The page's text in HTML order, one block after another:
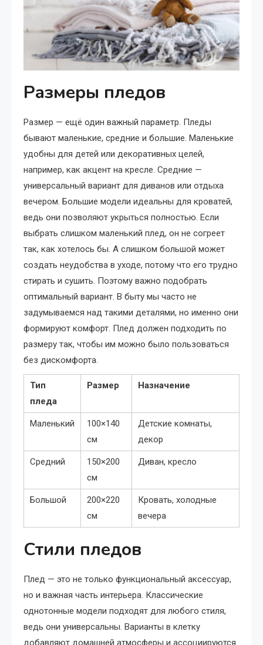
Размеры пледов
Размер — ещё один важный параметр. Пледы
бывают маленькие, средние и большие. Маленькие
удобны для детей или декоративных целей,
например, как акцент на кресле. Средние —
универсальный вариант для диванов или отдыха
вечером. Большие модели идеальны для кроватей,
ведь они позволяют укрыться полностью. Если
выбрать слишком маленький плед, он не согреет
так, как хотелось бы. А слишком большой может
создать неудобства в уходе, потому что его трудно
стирать и сушить. Поэтому важно подобрать
оптимальный вариант. В быту мы часто не
задумываемся над такими деталями, но именно они
формируют комфорт. Плед должен подходить по
размеру так, чтобы им можно было пользоваться
без дискомфорта.
Тип
пледа
Размер Назначение
Маленький
100×140
см
Детские комнаты,
декор
Средний
150×200
см
Диван, кресло
Большой
200×220
см
Кровать, холодные
вечера
Стили пледов
Плед — это не только функциональный аксессуар,
но и важная часть интерьера. Классические
однотонные модели подходят для любого стиля,
ведь они универсальны. Варианты в клетку
добавляют домашней атмосферы и ассоциируются